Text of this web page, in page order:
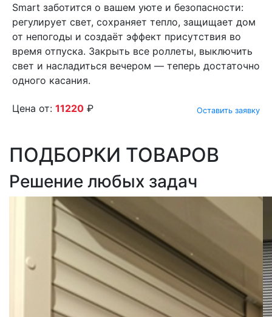
Smart заботится о вашем уюте и безопасности:
регулирует свет, сохраняет тепло, защищает дом
от непогоды и создаёт эффект присутствия во
время отпуска. Закрыть все роллеты, выключить
свет и насладиться вечером — теперь достаточно
одного касания.
Цена от: 11220₽ Оставить заявку
ПОДБОРКИ ТОВАРОВ
Решение любых задач